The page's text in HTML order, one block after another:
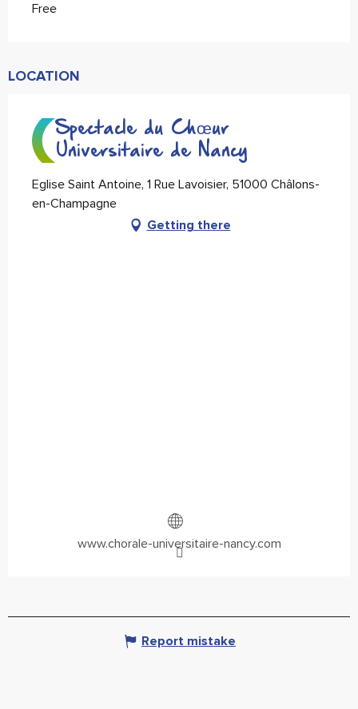
Free
LOCATION
Spectacle du Chœur
Universitaire de Nancy
Eglise Saint Antoine, 1 Rue Lavoisier, 51000 Châlons-
en-Champagne
Getting there
www.chorale-universitaire-nancy.com
Report mistake